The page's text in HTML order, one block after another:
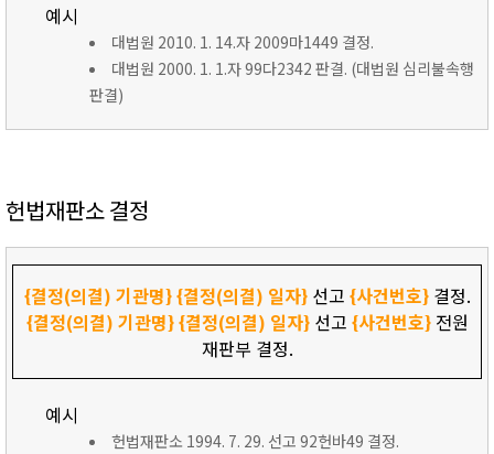
예시
대법원 2010. 1. 14.자 2009마1449 결정.
대법원 2000. 1. 1.자 99다2342 판결. (대법원 심리불속행
판결)
헌법재판소 결정
{결정(의결) 기관명}{결정(의결) 일자}선고 {사건번호}결정.
{결정(의결) 기관명}{결정(의결) 일자}선고 {사건번호}전원
재판부 결정.
예시
헌법재판소 1994. 7. 29. 선고 92헌바49 결정.